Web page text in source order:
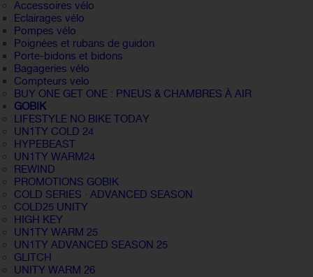
Accessoires vélo
Eclairages vélo
Pompes vélo
Poignées et rubans de guidon
Porte-bidons et bidons
Bagageries vélo
Compteurs velo
BUY ONE GET ONE : PNEUS & CHAMBRES À AIR
GOBIK
LIFESTYLE NO BIKE TODAY
UN1TY COLD 24
HYPEBEAST
UN1TY WARM24
REWIND
PROMOTIONS GOBIK
COLD SERIES · ADVANCED SEASON
COLD25 UNITY
HIGH KEY
UN1TY WARM 25
UN1TY ADVANCED SEASON 25
GLITCH
UNITY WARM 26